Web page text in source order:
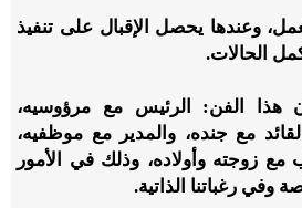
وعندها يحصل الإقبال على تنفيذ
الحالات.
هذا الفن: الرئيس مع مرؤوسيه،
مع جنده، والمدير مع موظفيه،
مع زوجته وأولاده، وذلك في الأمور
وفي رغباتنا الذاتية.